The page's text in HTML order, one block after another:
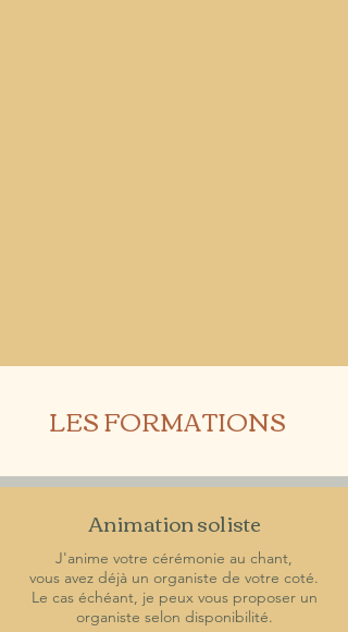
LES FORMATIONS
Animation soliste
J'anime votre cérémonie au chant,
vous avez déjà un organiste de votre coté.
​Le cas échéant, je peux vous proposer un
organiste selon disponibilité.